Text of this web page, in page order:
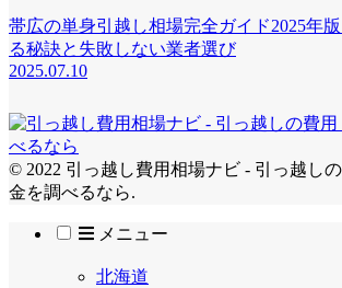
帯広の単身引越し相場完全ガイド2025年
る秘訣と失敗しない業者選び
2025.07.10
© 2022 引っ越し費用相場ナビ - 引っ越し
金を調べるなら.
メニュー
北海道